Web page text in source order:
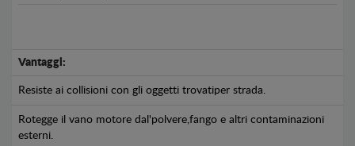
Vantaggi:
Resiste ai collisioni con gli oggetti trovatiper strada.
Rotegge il vano motore dal'polvere,fango e altri contaminazioni
esterni.